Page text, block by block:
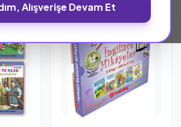
Alışverişe Devam Et